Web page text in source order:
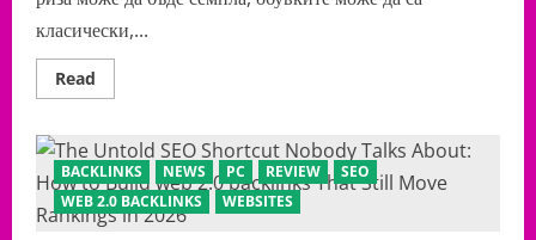
класически,...
Read
more
мъжки
колан
и
портфейл
от
естествена
BACKLINKS NEWS PC REVIEW
SEO
WEB 2.0 BACKLINKS
WEBSITES